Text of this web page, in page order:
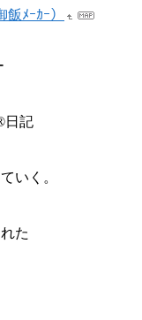
ﾒｰｶｰ）
日記
いく。
た